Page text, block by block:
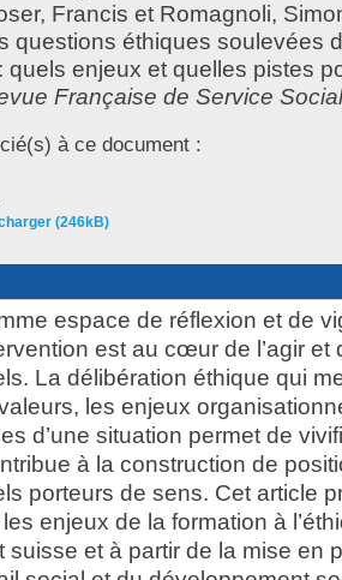
Francis et Romagnoli,
questions éthiques soulevées
quels enjeux et quelles pistes
Française de Service Social
à ce document :
(246kB)
espace de réflexion et de
est au cœur de l’agir et
La délibération éthique qui
les enjeux
d’une situation permet de
à la construction de
porteurs de sens. Cet article
enjeux de la formation à
suisse et à partir de la mise en